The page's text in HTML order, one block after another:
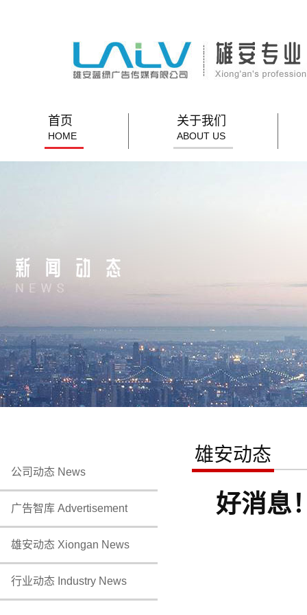
首页
HOME
关于我们
ABOUT US
公司动态 News
广告智库 Advertisement
雄安动态 Xiongan News
行业动态 Industry News
雄安动态
好消息